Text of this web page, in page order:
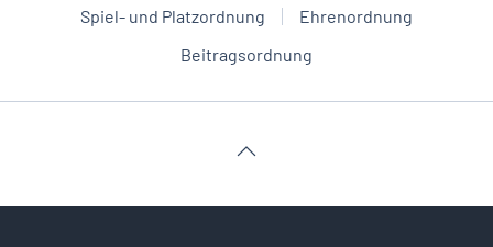
Spiel- und Platzordnung
Ehrenordnung
Beitragsordnung